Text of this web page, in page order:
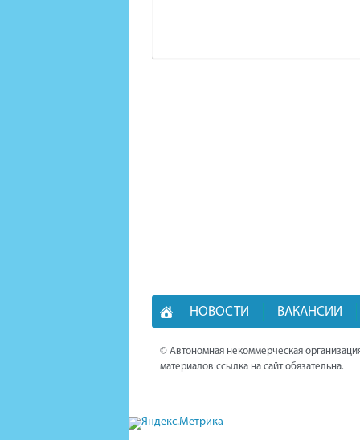
НОВОСТИ ВАКАНСИИ
© Автономная некоммерческая
материалов ссылка на сайт обязательна.